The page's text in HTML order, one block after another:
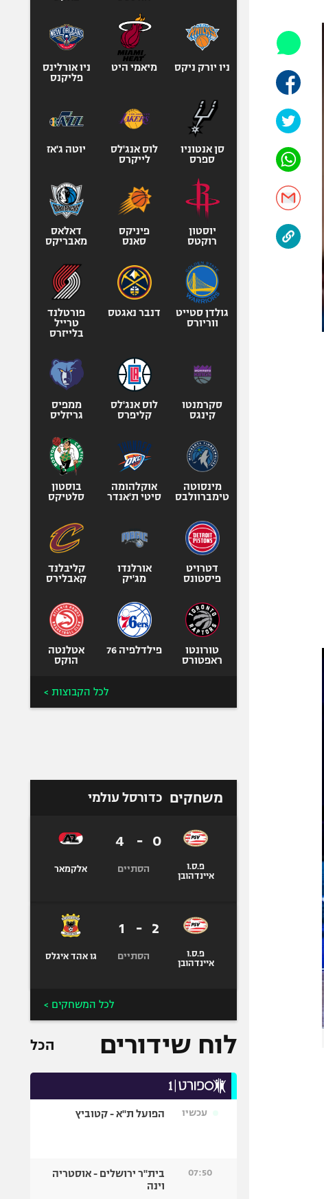
אופניים
ספורט מוטורי
כדורמים
בייסבול MLB
ספורט אתגרי
אומנויות לחימה
ניו יורק ניקס מיאמי היט
ניו אורלינס
פליקנס
סן אנטוניו
ספרס
לוס אנג'לס
לייקרס
יוטה ג'אז
יוסטון
רוקטס
פיניקס
סאנס
דאלאס
מאבריקס
גולדן סטייט
ווריורס
דנבר נאגטס
פורטלנד
טרייל
בלייזרס
סקרמנטו
קינגס
לוס אנג'לס
קליפרס
ממפיס
גריזליס
מינסוטה
טימברוולבס
אוקלהומה
סיטי ת'אנדר
בוסטון
סלטיקס
דטרויט
פיסטונס
אורלנדו
מג'יק
קליבלנד
קאבלירס
טורונטו
ראפטורס
פילדלפיה 76
אטלנטה
הוקס
לכל הקבוצות >
משחקים כדורסל עולמי
פ.ס.ו
איינדהובן
0
-
4
הסתיים אלקמאר
פ.ס.ו
איינדהובן
2
-
1
הסתיים גו אהד איגלס
לכל המשחקים >
לוח שידורים הכל
עכשיו הפועל ת"א - קטוביץ
07:50
בית"ר ירושלים - אוסטריה
וינה